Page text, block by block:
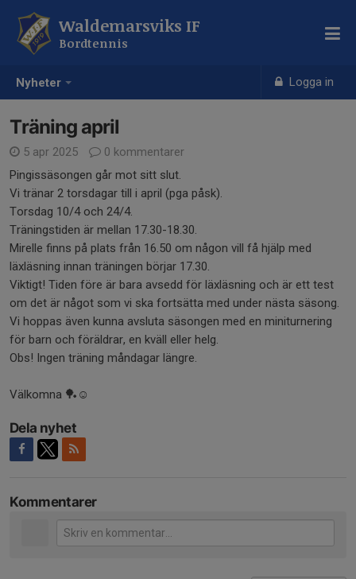
Nyheter Logga in
Waldemarsviks IF
Bordtennis
Träning april
5 apr 2025
0 kommentarer
Pingissäsongen går mot sitt slut.
Vi tränar 2 torsdagar till i april (pga påsk).
Torsdag 10/4 och 24/4.
Träningstiden är mellan 17.30-18.30.
Mirelle finns på plats från 16.50 om någon vill få hjälp med
läxläsning innan träningen börjar 17.30.
Viktigt! Tiden före är bara avsedd för läxläsning och är ett test
om det är något som vi ska fortsätta med under nästa säsong.
Vi hoppas även kunna avsluta säsongen med en miniturnering
för barn och föräldrar, en kväll eller helg.
Obs! Ingen träning måndagar längre.
Välkomna 🏓☺️
Dela nyhet
Kommentarer